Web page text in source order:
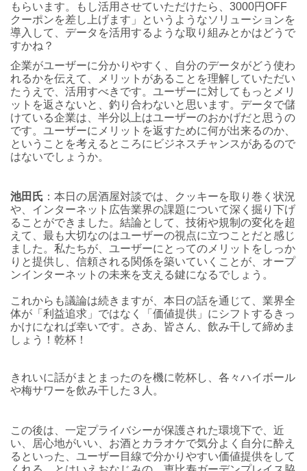
もらいます。もし活用させていただけたら、3000円OFF
クーポンを差し上げます」というようなソリューションを
導入して、データを活用するような取り組みとかはどうで
すかね？
企業がユーザーに分かりやすく、自分のデータがどう使わ
れるかを伝えて、メリットがあることを理解していただい
たうえで、活用すべきです。 ユーザーに対してもっとメリ
ットを返さないと、釣り合わないと思います。データで儲
けている企業は、半分以上はユーザーのおかげだと思うの
です。ユーザーにメリットを返すために何が出来るのか、
ということを考えるところにビジネスチャンスがあるので
はないでしょうか。
池田氏 ：本日の居酒屋対談では、クッキーを取り巻く状況
や、インターネット広告業界の課題について深く掘り下げ
ることができました。結論として、技術や規制の変化を超
えて、最も大切なのはユーザーの視点に立つことだと感じ
ました。私たちが、ユーザーにとってのメリットをしっか
りと提供し、信頼される関係を築いていくことが、オープ
ンインターネットの未来を支える鍵になるでしょう。
これからも議論は続きますが、本日の話を通じて、業界全
体が「利益追求」ではなく「価値提供」にシフトするきっ
かけになれば幸いです。さあ、皆さん、飲み干して締めま
しょう！乾杯！
きれいに話がまとまったのを機に乾杯し、各々ハイボール
や梅サワーを飲み干した３人。
この後は、一定プライバシーが保護された環境下で、近
い、居心地がいい、お酒とカラオケで気分よく自分に酔え
るといった、ユーザー目線で分かりやすい価値提供をして